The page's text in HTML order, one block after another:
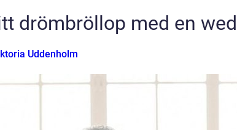
drömbröllop med en
Uddenholm